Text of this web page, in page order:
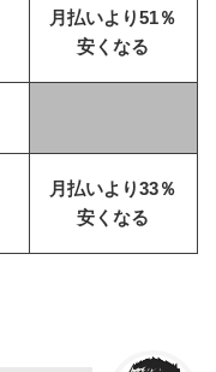
月払いより51％
安くなる
月払いより33％
安くなる